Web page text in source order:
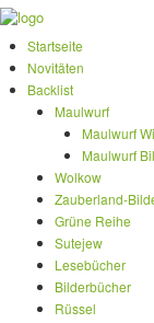
Startseite
Novitäten
Backlist
Maulwurf
Maulwurf
Maulwurf
Wolkow
Zauberland-
Grüne Reihe
Sutejew
Lesebücher
Bilderbücher
Rüssel